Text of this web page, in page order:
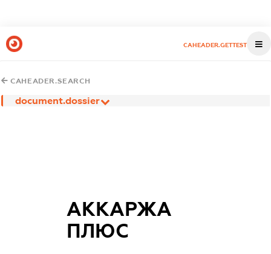
CAHEADER.GETTEST
CAHEADER.SEARCH
document.dossier
АККАРЖА
ПЛЮС